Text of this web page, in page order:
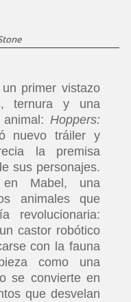
primer vistazo
ternura y una
animal:Hoppers:
nuevo tráiler y
la premisa
sus personajes.
Mabel, una
animales que
revolucionaria:
castor robótico
con la fauna
como una
se convierte en
que desvelan